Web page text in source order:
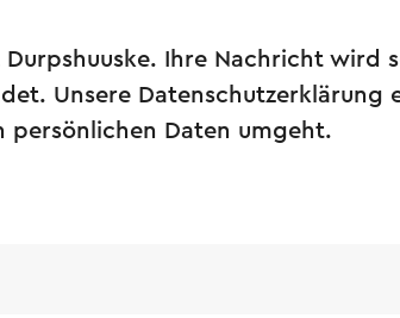
Durpshuuske. Ihre Nachricht wird
Unsere Datenschutzerklärung
persönlichen Daten umgeht.